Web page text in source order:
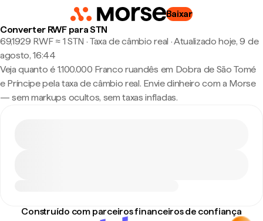
Baixar
Converter RWF para STN
69,1929 RWF ≈ 1 STN · Taxa de câmbio real ·Atualizado hoje, 9 de
agosto, 16:44
Veja quanto é 1.100.000 Franco ruandês em Dobra de São Tomé
e Príncipe pela taxa de câmbio real. Envie dinheiro com a Morse
— sem markups ocultos, sem taxas infladas.
Construído com parceiros financeiros de confiança